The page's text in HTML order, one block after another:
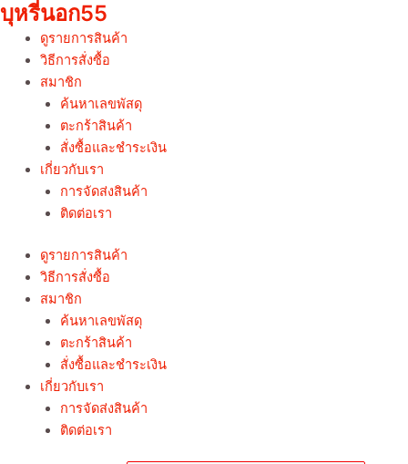
Skip
to
content
บุหรี่นอก55
ดูรายการสินค้า
วิธีการสั่งซื้อ
สมาชิก
ค้นหาเลขพัสดุ
ตะกร้าสินค้า
สั่งซื้อและชำระเงิน
เกี่ยวกับเรา
การจัดส่งสินค้า
ติดต่อเรา
ดูรายการสินค้า
วิธีการสั่งซื้อ
สมาชิก
ค้นหาเลขพัสดุ
ตะกร้าสินค้า
สั่งซื้อและชำระเงิน
เกี่ยวกับเรา
การจัดส่งสินค้า
ติดต่อเรา